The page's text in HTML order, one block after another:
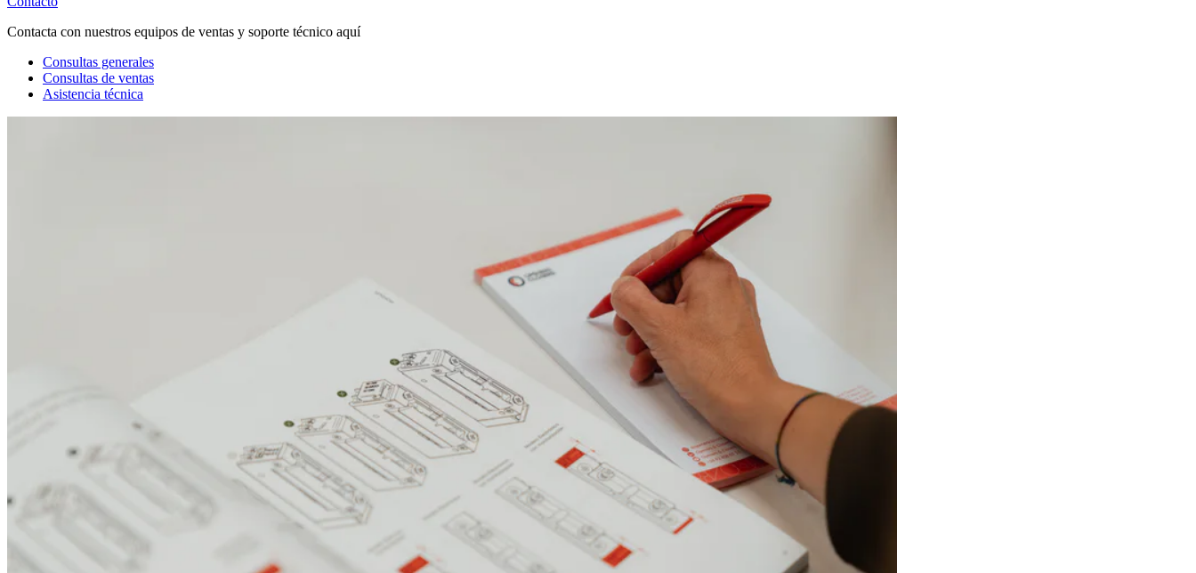
Contacta con nuestros equipos de ventas y soporte técnico aquí
Consultas generales
Consultas de ventas
Asistencia técnica